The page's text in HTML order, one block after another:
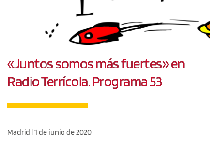
«Juntos somos más fuertes» en
Radio Terrícola. Programa 53
Madrid | 1 de junio de 2020